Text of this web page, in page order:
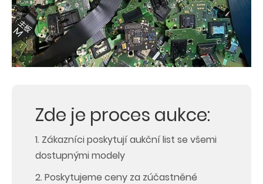
Zde je proces aukce:
1. Zákazníci poskytují aukční list se všemi
dostupnými modely
2. Poskytujeme ceny za zúčastněné